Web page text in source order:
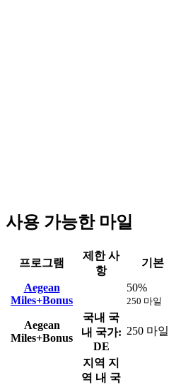
사용 가능한 마일
프로그램
제한 사
항
기본
Aegean
Miles+Bonus
50%
250 마일
Aegean
Miles+Bonus
국내 국
내 국가:
DE
250 마일
지역 지
역 내 국